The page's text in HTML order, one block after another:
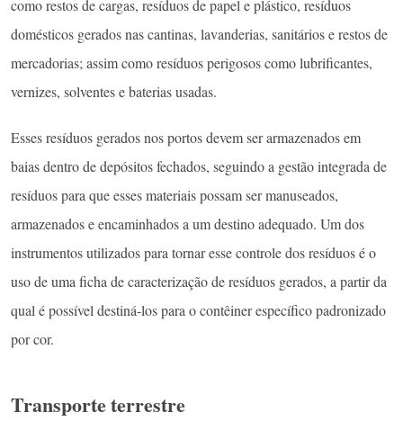
como restos de cargas, resíduos de papel e plástico, resíduos
domésticos gerados nas cantinas, lavanderias, sanitários e restos de
mercadorias; assim como resíduos perigosos como lubrificantes,
vernizes, solventes e baterias usadas.
Esses resíduos gerados nos portos devem ser armazenados em
baias dentro de depósitos fechados, seguindo a gestão integrada de
resíduos para que esses materiais possam ser manuseados,
armazenados e encaminhados a um destino adequado. Um dos
instrumentos utilizados para tornar esse controle dos resíduos é o
uso de uma ficha de caracterização de resíduos gerados, a partir da
qual é possível destiná-los para o contêiner específico padronizado
por cor.
Transporte terrestre